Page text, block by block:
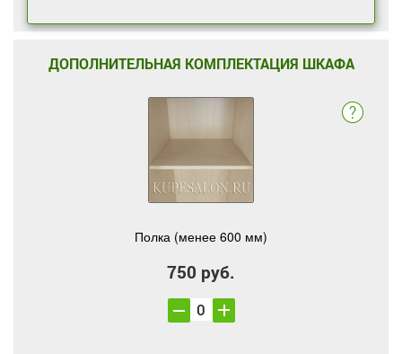
ДОПОЛНИТЕЛЬНАЯ КОМПЛЕКТАЦИЯ ШКАФА
Полка (менее 600 мм)
750 руб.